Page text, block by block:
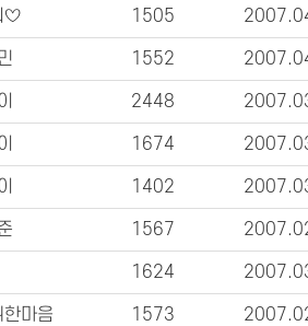
♡ 1505
1552
2448
1674
1402
1567
1624
한마음 1573